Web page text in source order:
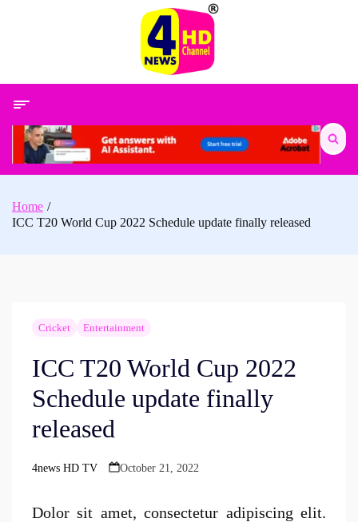
Search
for:
Home
ICC T20 World Cup 2022 Schedule update finally released
Cricket Entertainment
ICC T20 World Cup 2022
Schedule update finally
released
Posted
4news HD TV October 21, 2022
Dolor sit amet, consectetur adipiscing elit.